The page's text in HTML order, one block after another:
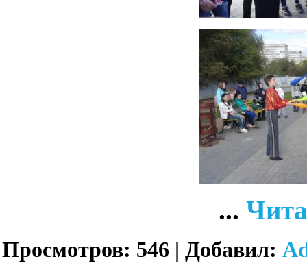
...
Просмотров: 546 | Добавил: